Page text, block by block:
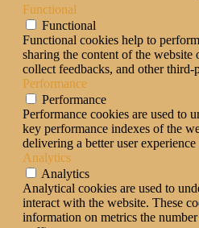
Functional
Functional
Functional cookies help to
sharing the content of the website
collect feedbacks, and other third-
Performance
Performance
Performance cookies are used to
key performance indexes of the
delivering a better user
Analytics
Analytics
Analytical cookies are used to
interact with the website. These
information on metrics the